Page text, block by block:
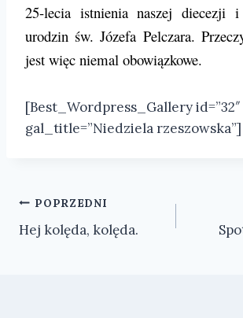
25-lecia istnienia naszej diecezji
urodzin św. Józefa Pelczara.
jest więc niemal obowiązkowe.
[Best_Wordpress_Gallery id=”32″
gal_title=”Niedziela rzeszowska”]
Nawigacja
wpisu
POPRZEDNI
Hej kolęda, kolęda.